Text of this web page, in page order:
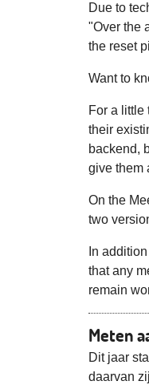
Due to
"Over the
the reset
Want to
For a little
their
backend,
give them
On the
two
In
that any
remain
Meten
Dit jaar
daarvan